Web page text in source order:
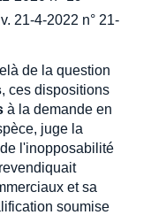
21-4-2022 n° 21-
de la question
, ces dispositions
à la demande en
juge la
l'inopposabilité
et sa
soumise